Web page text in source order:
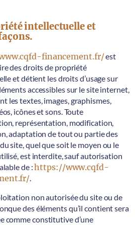
intellectuelle et
financement.fr/est
des droits de propriété
et détient les droits d’usage sur
accessibles sur le site internet,
les textes, images, graphismes,
icônes et sons. Toute
représentation, modification,
adaptation de tout ou partie des
site, quel que soit le moyen ou le
est interdite, sauf autorisation
de :https://www.cqfd-
.
non autorisée du site ou de
des éléments qu’il contient sera
comme constitutive d’une